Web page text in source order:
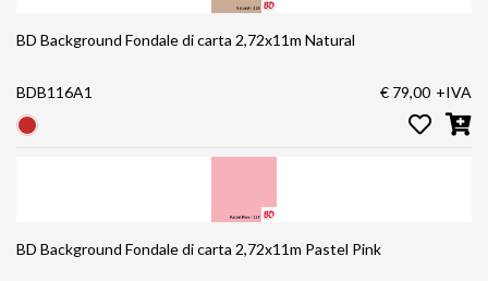
BD Background Fondale di carta 2,72x11m Natural
BDB116A1 € 79,00 +IVA
BD Background Fondale di carta 2,72x11m Pastel Pink